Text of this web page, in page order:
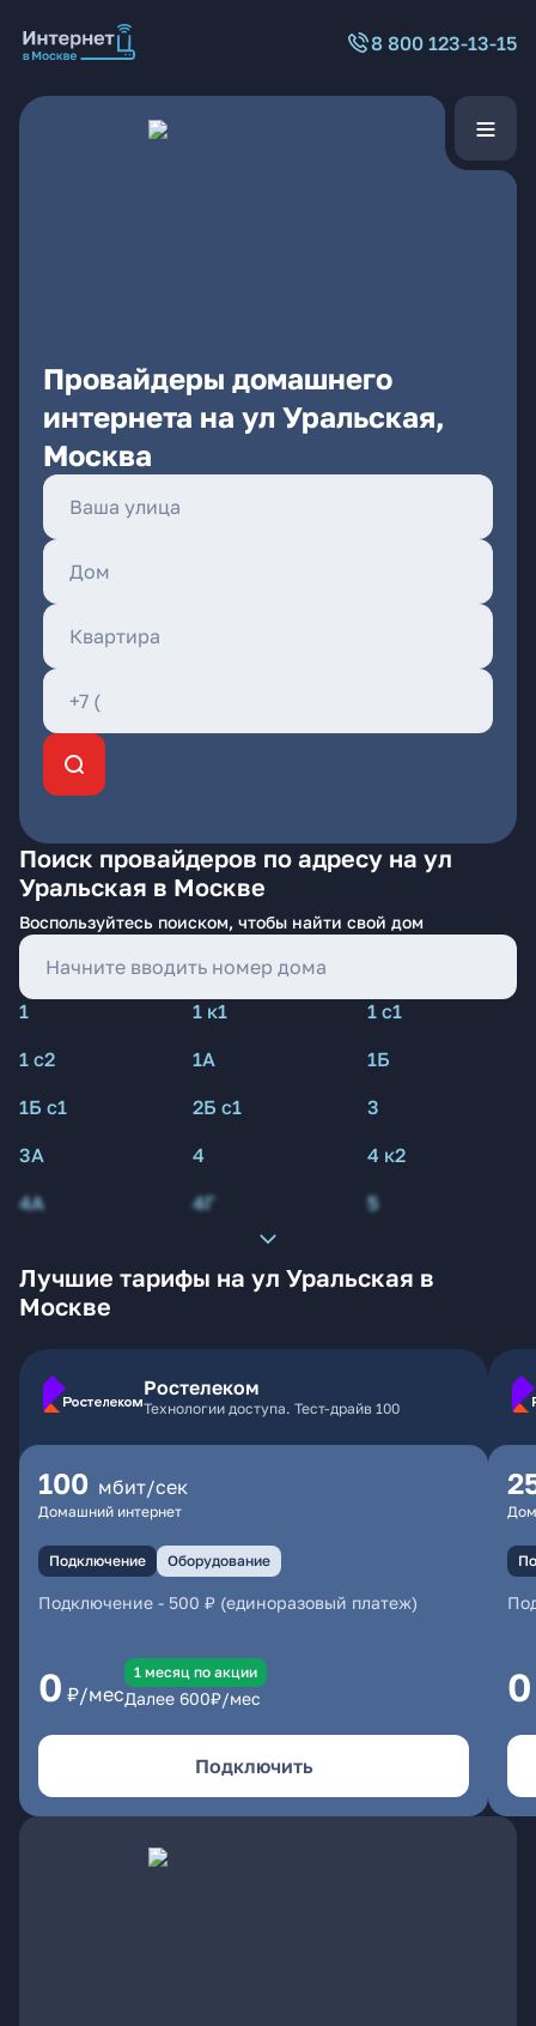
8 800 123-13-15
Провайдеры домашнего
интернета на ул Уральская,
Москва
Поиск провайдеров по адресу на ул
Уральская в Москве
Воспользуйтесь поиском, чтобы найти свой дом
1 1 к1
1 с1
1 с2
1А
1Б
1Б с1
2Б с1
3
3А
4
4 к2
4А
4Г 5
Лучшие тарифы на ул Уральская в
Москве
Ростелеком
Технологии доступа. Тест-драйв 100
100 мбит/сек
Домашний интернет
Подключение Оборудование
Подключение - 500 ₽ (единоразовый платеж)
0 ₽/мес
1 месяц по акции
Далее 600₽/мес
Подключить
0